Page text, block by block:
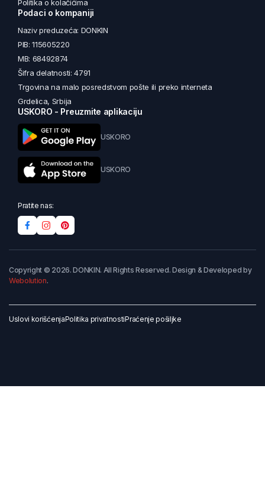
Politika o kolačićima
Podaci o kompaniji
Naziv preduzeća: DONKIN
PIB: 115605220
MB: 68492874
Šifra delatnosti: 4791
Trgovina na malo posredstvom pošte ili preko interneta
Grdelica, Srbija
USKORO - Preuzmite aplikaciju
USKORO
USKORO
Pratite nas:
Copyright © 2026. DONKIN. All Rights Reserved. Design & Developed by
Webolution.
Uslovi korišćenjaPolitika privatnostiPraćenje pošiljke